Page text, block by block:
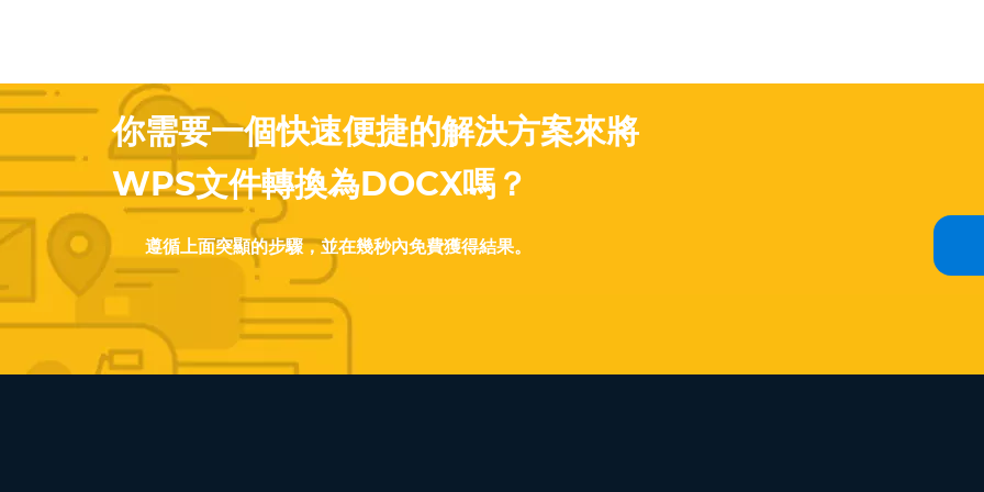
你需要一個快速便捷的解決方案來將
WPS文件轉換為DOCX嗎？
遵循上面突顯的步驟，並在幾秒內免費獲得結果。